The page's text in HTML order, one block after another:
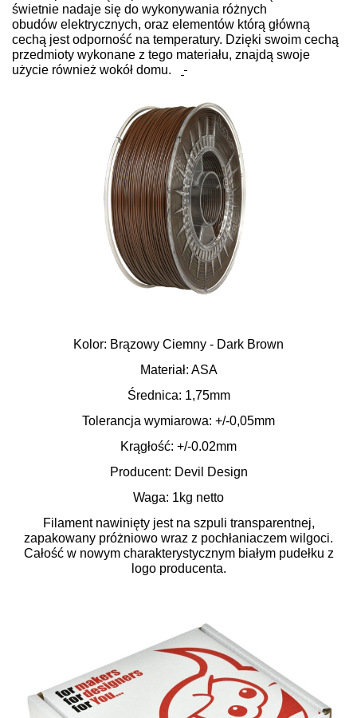
świetnie nadaje się do wykonywania różnych
obudów elektrycznych, oraz elementów którą główną
cechą jest odporność na temperatury. Dzięki swoim cechą
przedmioty wykonane z tego materiału, znajdą swoje
użycie również wokół domu.
Kolor: Brązowy Ciemny - Dark Brown
Materiał: ASA
Średnica: 1,75mm
Tolerancja wymiarowa: +/-0,05mm
Krągłość: +/-0.02mm
Producent: Devil Design
Waga: 1kg netto
Filament nawinięty jest na szpuli transparentnej,
zapakowany próżniowo wraz z pochłaniaczem wilgoci.
Całość w nowym charakterystycznym białym pudełku z
logo producenta.